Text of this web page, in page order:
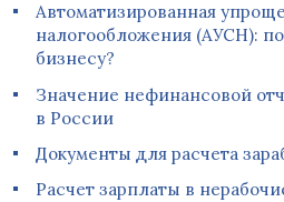
Автоматизированная
налогообложения (АУСН):
бизнесу?
Значение нефинансовой
в России
Документы для расчета
Расчет зарплаты в